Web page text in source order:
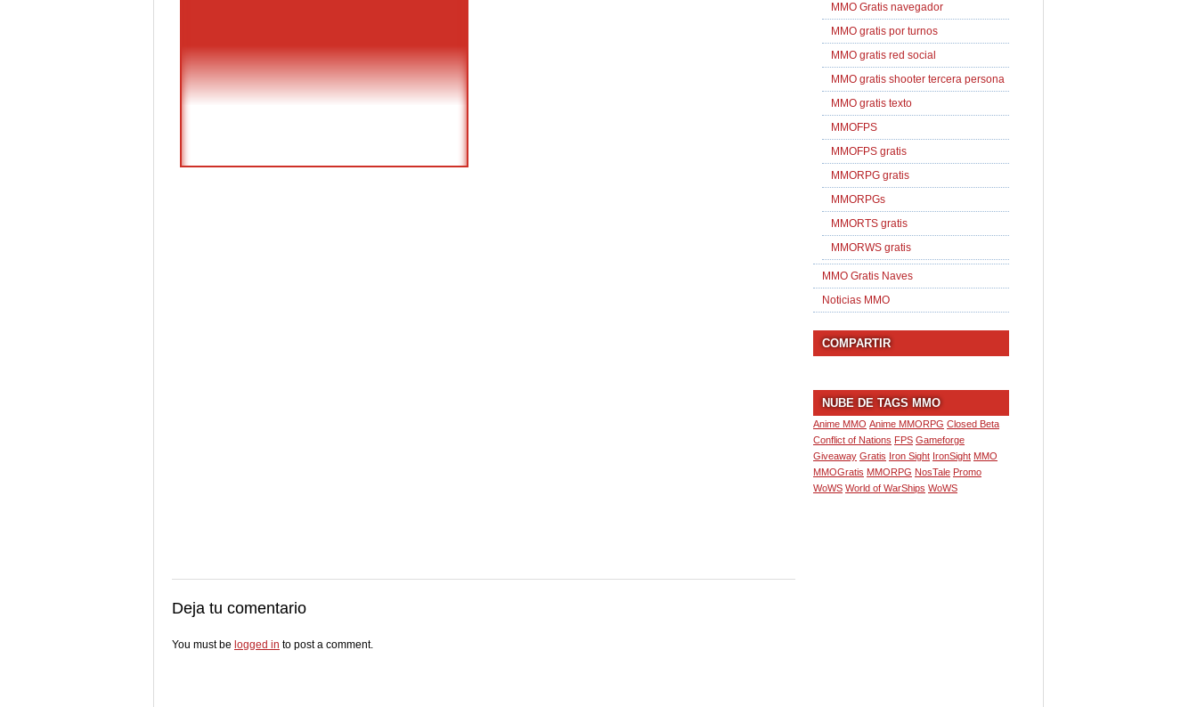
Deja tu comentario
You must be logged in to post a comment.
MMO Gratis navegador
MMO gratis por turnos
MMO gratis red social
MMO gratis shooter tercera persona
MMO gratis texto
MMOFPS
MMOFPS gratis
MMORPG gratis
MMORPGs
MMORTS gratis
MMORWS gratis
MMO Gratis Naves
Noticias MMO
COMPARTIR
NUBE DE TAGS MMO
Anime MMO Anime MMORPG Closed Beta
Conflict of Nations FPS Gameforge
Giveaway Gratis Iron Sight IronSight MMO
MMOGratis MMORPG NosTale Promo
WoWS World of WarShips WoWS